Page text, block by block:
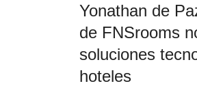
Yonathan de
de FNSrooms
soluciones
hoteles